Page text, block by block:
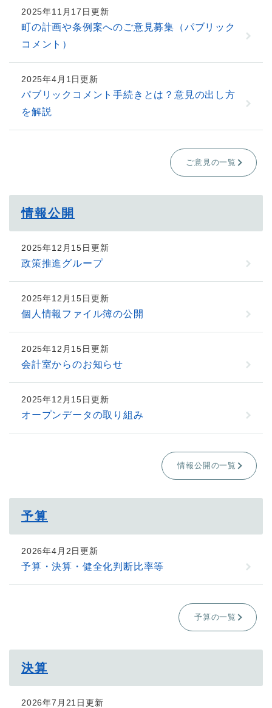
2025年11月17日更新
町の計画や条例案へのご意見募集（パブリック
コメント）
2025年4月1日更新
パブリックコメント手続きとは？意見の出し方
を解説
ご意見の一覧
情報公開
2025年12月15日更新
政策推進グループ
2025年12月15日更新
個人情報ファイル簿の公開
2025年12月15日更新
会計室からのお知らせ
2025年12月15日更新
オープンデータの取り組み
情報公開の一覧
予算
2026年4月2日更新
予算・決算・健全化判断比率等
予算の一覧
決算
2026年7月21日更新